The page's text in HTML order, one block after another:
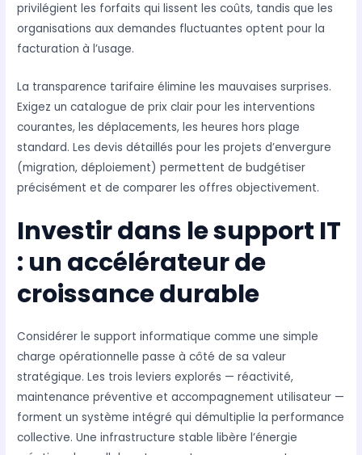
privilégient les forfaits qui lissent les coûts, tandis que les
organisations aux demandes fluctuantes optent pour la
facturation à l’usage.
La transparence tarifaire élimine les mauvaises surprises.
Exigez un catalogue de prix clair pour les interventions
courantes, les déplacements, les heures hors plage
standard. Les devis détaillés pour les projets d’envergure
(migration, déploiement) permettent de budgétiser
précisément et de comparer les offres objectivement.
Investir dans le support IT
: un accélérateur de
croissance durable
Considérer le support informatique comme une simple
charge opérationnelle passe à côté de sa valeur
stratégique. Les trois leviers explorés — réactivité,
maintenance préventive et accompagnement utilisateur —
forment un système intégré qui démultiplie la performance
collective. Une infrastructure stable libère l’énergie